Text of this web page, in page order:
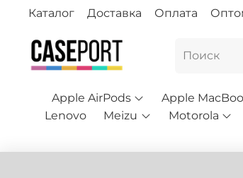
Каталог Доставка Оплата
Apple AirPods Apple
Lenovo
Meizu Motorola